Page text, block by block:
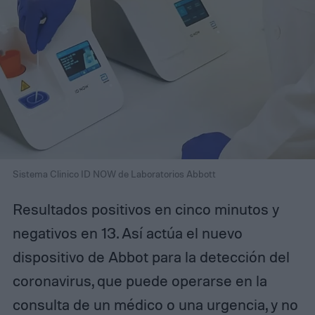
Sistema Clinico ID NOW de Laboratorios Abbott
Resultados positivos en cinco minutos y
negativos en 13. Así actúa el nuevo
dispositivo de Abbot para la detección del
coronavirus, que puede operarse en la
consulta de un médico o una urgencia, y no